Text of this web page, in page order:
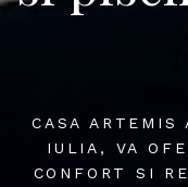
CASA
IULIA, VA
CONFORT SI